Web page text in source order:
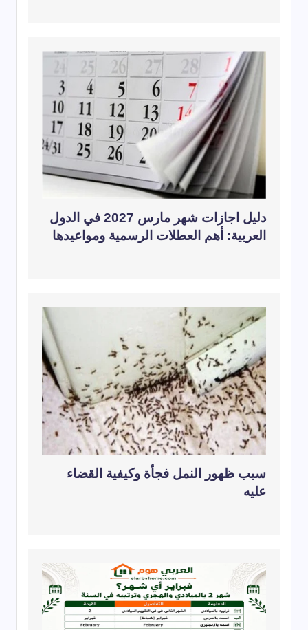
دليل اجازات شهر مارس 2027 في الدول
العربية: أهم العطلات الرسمية ومواعيدها
سبب ظهور النمل فجأة وكيفية القضاء
عليه